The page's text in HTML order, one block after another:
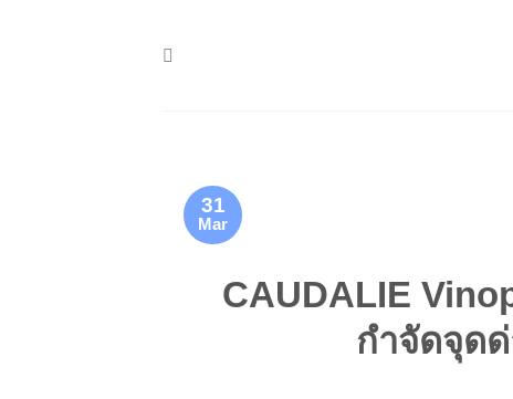
31
Mar
CAUDALIE
กำจัดจุด